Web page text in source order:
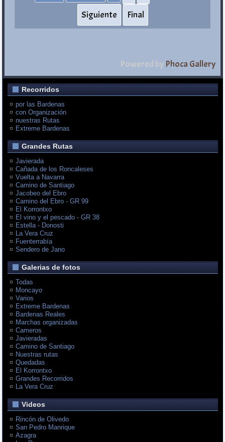
Siguiente
Final
Powered by Phoca Gallery
Recorridos
por las Bardenas
con Organización
nuestras Rutas
Extreme Bardenas
Grandes Rutas
Javierada
Cañada de los Roncaleses
Vuelta a Navarra
Camino de Santiago
Jacobeo del Ebro
Camino del Ebro - GR 99
El Korrontxo
El vino y el pescado - GR 38
Estella - Donosti
La Vera Cruz
Fuenterrabía
Sendero de Jano
Galerias de fotos
Todas
Moncayo
Varios
Extreme Bardenas
Bardenas Reales
Marchas organizadas
Cameros
Javieradas
Camino de Santiago
Nuestras rutas
Quedadas
El Korrontxo
Grandes Recorridos
La Vera Cruz
Videos
Rincón de Olivedo
San Pedro Manrique
Azagra